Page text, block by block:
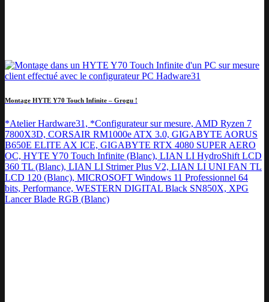
Montage HYTE Y70 Touch Infinite – Grogu !
*Atelier Hardware31, *Configurateur sur mesure, AMD Ryzen 7
7800X3D, CORSAIR RM1000e ATX 3.0, GIGABYTE AORUS
B650E ELITE AX ICE, GIGABYTE RTX 4080 SUPER AERO
OC, HYTE Y70 Touch Infinite (Blanc), LIAN LI HydroShift LCD
360 TL (Blanc), LIAN LI Strimer Plus V2, LIAN LI UNI FAN TL
LCD 120 (Blanc), MICROSOFT Windows 11 Professionnel 64
bits, Performance, WESTERN DIGITAL Black SN850X, XPG
Lancer Blade RGB (Blanc)